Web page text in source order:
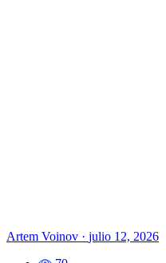
Artem Voinov · julio 12, 2026